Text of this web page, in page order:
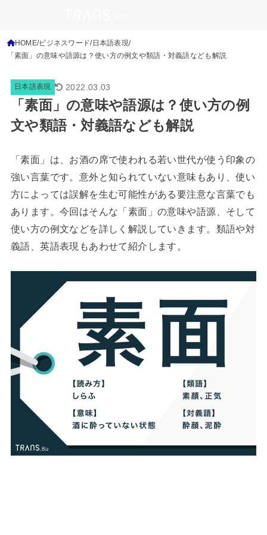
HOME ビジネスワード 日本語表現
「素面」の意味や語源は？使い方の例文や類語・対義語なども解説
日本語表現 2022.03.03
「素面」の意味や語源は？使い方の例
文や類語・対義語なども解説
「素面」は、お酒の席で使われる若い世代が使う印象の
強い言葉です。意外と知られていない意味もあり、使い
方によっては誤解を生む可能性がある要注意な言葉でも
あります。今回はそんな「素面」の意味や語源、そして
使い方の例文などを詳しく解説していきます。類語や対
義語、英語表現もあわせて紹介します。